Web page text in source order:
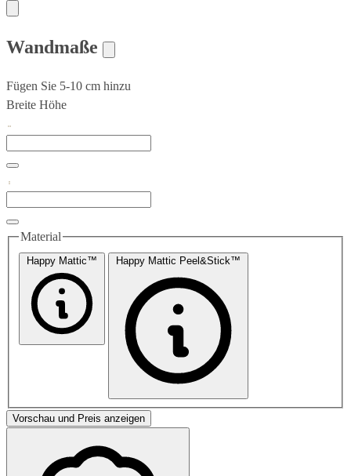
Wandmaße
Fügen Sie 5-10 cm hinzu
Breite Höhe
Material
Happy Mattic™ Happy Mattic Peel&Stick™
Vorschau und Preis anzeigen